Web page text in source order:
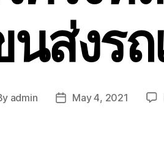
ส่งรถ
admin
PostMay 4, 2021